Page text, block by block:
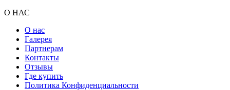
О НАС
О нас
Галерея
Партнерам
Контакты
Отзывы
Где купить
Политика Конфиденциальности